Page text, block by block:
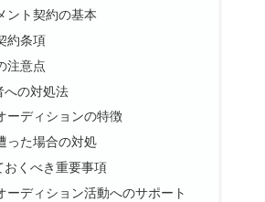
ント契約の基本
約条項
注意点
への対処法
ーディションの特徴
った場合の対処
おくべき重要事項
ーディション活動へのサポート